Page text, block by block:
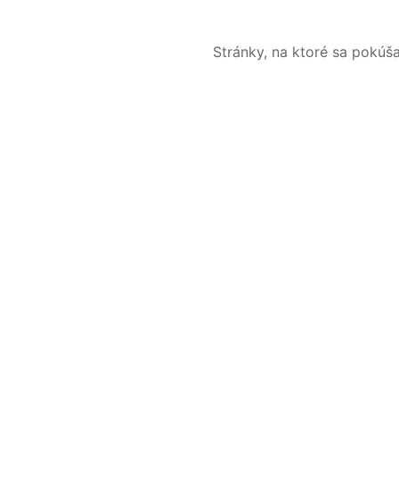
Stránky, na ktoré sa